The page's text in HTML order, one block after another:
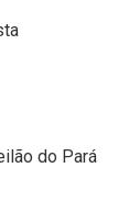
do Pará